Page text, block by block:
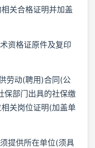
关合格证明并加盖
资格证原件及复印
劳动(聘用)合同(公
保部门出具的社保缴
关岗位证明(加盖单
提供所在单位(须具